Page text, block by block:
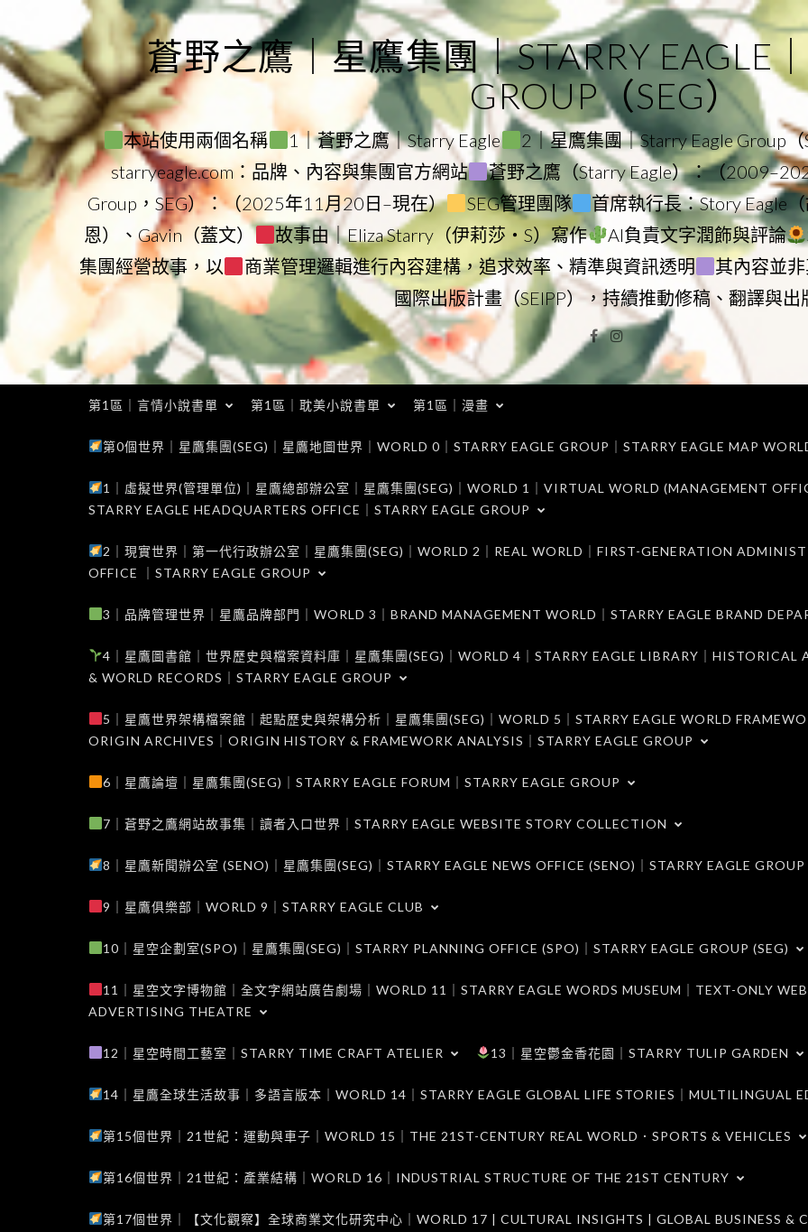
to
content
蒼野之鷹｜星鷹集團｜STARRY EAGLE
GROUP（SEG）
本站使用兩個名稱 1｜蒼野之鷹｜Starry Eagle 2｜星鷹集團｜Starry Eagle Group（
starryeagle.com：品牌、內容與集團官方網站
蒼野之鷹（Starry Eagle）：（
Group，SEG）：（2025年11月20日–現在）
SEG管理團隊 首席執行長：Story Eagle（
恩）、Gavin（蓋文）
故事由｜Eliza Starry（伊莉莎・S）寫作 AI負責文字潤飾與評論
集團經營故事，以
商業管理邏輯進行內容建構，追求效率、精準與資訊透明 其內容並
國際出版計畫（SEIPP），持續推動修稿、翻譯與出
Facebook
Instagram
第1區｜言情小說書單 第1區｜耽美小說書單 第1區｜漫畫
第0個世界｜星鷹集團(SEG)｜星鷹地圖世界｜WORLD 0｜STARRY EAGLE GROUP｜STARRY EAGLE MAP
1｜虛擬世界(管理單位)｜星鷹總部辦公室｜星鷹集團(SEG)｜WORLD 1｜VIRTUAL WORLD (MANAGEMENT
STARRY EAGLE HEADQUARTERS OFFICE｜STARRY EAGLE GROUP
2｜現實世界｜第一代行政辦公室｜星鷹集團(SEG)｜WORLD 2｜REAL WORLD｜FIRST-GENERATION
OFFICE ｜STARRY EAGLE GROUP
3｜品牌管理世界｜星鷹品牌部門｜WORLD 3｜BRAND MANAGEMENT WORLD｜STARRY EAGLE BRAND
4｜星鷹圖書館｜世界歷史與檔案資料庫｜星鷹集團(SEG)｜WORLD 4｜STARRY EAGLE LIBRARY｜HISTORICAL
& WORLD RECORDS｜STARRY EAGLE GROUP
5｜星鷹世界架構檔案館｜起點歷史與架構分析｜星鷹集團(SEG)｜WORLD 5｜STARRY EAGLE WORLD
ORIGIN ARCHIVES｜ORIGIN HISTORY & FRAMEWORK ANALYSIS｜STARRY EAGLE GROUP
6｜星鷹論壇｜星鷹集團(SEG)｜STARRY EAGLE FORUM｜STARRY EAGLE GROUP
7｜蒼野之鷹網站故事集｜讀者入口世界｜STARRY EAGLE WEBSITE STORY COLLECTION
8｜星鷹新聞辦公室 (SENO)｜星鷹集團(SEG)｜STARRY EAGLE NEWS OFFICE (SENO)｜STARRY EAGLE GROUP
9｜星鷹俱樂部｜WORLD 9｜STARRY EAGLE CLUB
10｜星空企劃室(SPO)｜星鷹集團(SEG)｜STARRY PLANNING OFFICE (SPO)｜STARRY EAGLE GROUP (SEG)
11｜星空文字博物館｜全文字網站廣告劇場｜WORLD 11｜STARRY EAGLE WORDS MUSEUM｜TEXT-ONLY
ADVERTISING THEATRE
12｜星空時間工藝室｜STARRY TIME CRAFT ATELIER 13｜星空鬱金香花園｜STARRY TULIP GARDEN
14｜星鷹全球生活故事｜多語言版本｜WORLD 14｜STARRY EAGLE GLOBAL LIFE STORIES｜MULTILINGUAL
第15個世界｜21世紀：運動與車子｜WORLD 15｜THE 21ST-CENTURY REAL WORLD．SPORTS & VEHICLES
第16個世界｜21世紀：產業結構｜WORLD 16｜INDUSTRIAL STRUCTURE OF THE 21ST CENTURY
第17個世界｜【文化觀察】全球商業文化研究中心｜WORLD 17 | CULTURAL INSIGHTS | GLOBAL BUSINESS &